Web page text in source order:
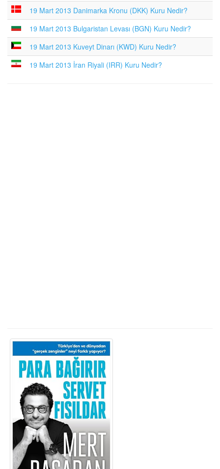
19 Mart 2013 Danimarka Kronu (DKK) Kuru Nedir?
19 Mart 2013 Bulgaristan Levası (BGN) Kuru Nedir?
19 Mart 2013 Kuveyt Dinarı (KWD) Kuru Nedir?
19 Mart 2013 İran Riyali (IRR) Kuru Nedir?